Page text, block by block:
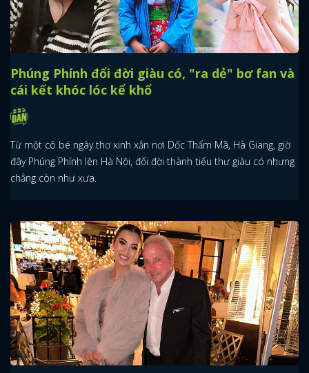
Phúng Phính đổi đời giàu có, "ra dẻ" bơ fan và
cái kết khóc lóc kể khổ
Từ một cô bé ngây thơ xinh xắn nơi Dốc Thẩm Mã, Hà Giang, giờ
đây Phúng Phính lên Hà Nội, đổi đời thành tiểu thư giàu có nhưng
chẳng còn như xưa.